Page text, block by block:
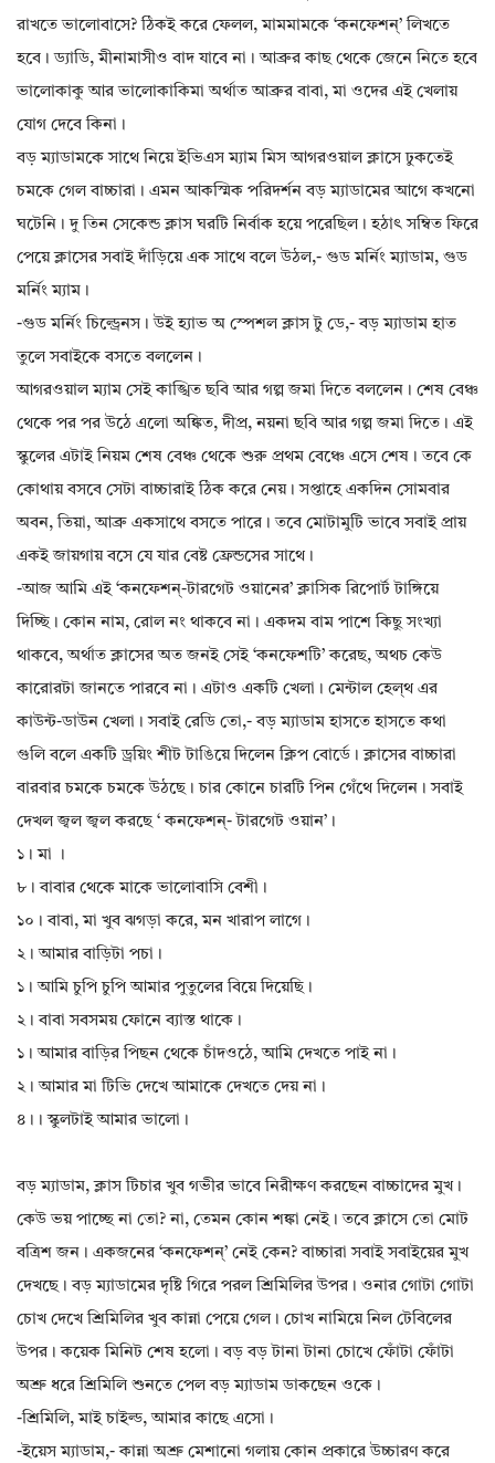
রাখতে ভালোবাসে? ঠিকই করে ফেলল, মামমামকে ‘কনফেশন্’ লিখতে
হবে। ড‍্যাডি, মীনামাসীও বাদ যাবে না। আব্রুর কাছ থেকে জেনে নিতে হবে
ভালোকাকু আর ভালোকাকিমা অর্থাত আব্রুর বাবা, মা ওদের এই খেলায়
যোগ দেবে কিনা।
বড় ম্যাডামকে সাথে নিয়ে ইভিএস ম‍্যাম মিস আগরওয়াল ক্লাসে ঢুকতেই
চমকে গেল বাচ্চারা। এমন আকস্মিক পরিদর্শন বড় ম‍্যাডামের আগে কখনো
ঘটেনি। দু তিন সেকেন্ড ক্লাস ঘরটি নির্বাক হয়ে পরেছিল। হঠাৎ সম্বিত ফিরে
পেয়ে ক্লাসের সবাই দাঁড়িয়ে এক সাথে বলে উঠল,- গুড মর্নিং ম্যাডাম, গুড
মর্নিং ম‍্যাম।
-গুড মর্নিং চিল্ড্রেনস। উই হ‍্যাভ অ স্পেশল ক্লাস টু ডে,- বড় ম্যাডাম হাত
তুলে সবাইকে বসতে বললেন।
আগরওয়াল ম‍্যাম সেই কাঙ্খিত ছবি আর গল্প জমা দিতে বললেন। শেষ বেঞ্চ
থেকে পর পর উঠে এলো অঙ্কিত, দীপ্র, নয়না ছবি আর গল্প জমা দিতে। এই
স্কুলের এটাই নিয়ম শেষ বেঞ্চ থেকে শুরু প্রথম বেঞ্চে এসে শেষ। তবে কে
কোথায় বসবে সেটা বাচ্চারাই ঠিক করে নেয়। সপ্তাহে একদিন সোমবার
অবন, তিয়া, আব্রু একসাথে বসতে পারে। তবে মোটামুটি ভাবে সবাই প্রায়
একই জায়গায় বসে যে যার বেষ্ট ফ্রেন্ডসের সাথে।
-আজ আমি এই ‘কনফেশন্-টারগেট ওয়ানের’ ক্লাসিক রিপোর্ট টাঙ্গিয়ে
দিচ্ছি। কোন নাম, রোল নং থাকবে না। একদম বাম পাশে কিছু সংখ্যা
থাকবে, অর্থাত ক্লাসের অত জনই সেই ‘কনফেশটি’ করেছ, অথচ কেউ
কারোরটা জানতে পারবে না। এটাও একটি খেলা। মেন্টাল হেল্থ এর
কাউন্ট-ডাউন খেলা। সবাই রেডি তো,- বড় ম্যাডাম হাসতে হাসতে কথা
গুলি বলে একটি ড্রয়িং শীট টাঙিয়ে দিলেন ক্লিপ বোর্ডে। ক্লাসের বাচ্চারা
বারবার চমকে চমকে উঠছে। চার কোনে চারটি পিন গেঁথে দিলেন। সবাই
দেখল জ্বল জ্বল করছে ‘ কনফেশন্- টারগেট ওয়ান’।
১। মা ।
৮। বাবার থেকে মাকে ভালোবাসি বেশী।
১০। বাবা, মা খুব ঝগড়া করে, মন খারাপ লাগে।
২। আমার বাড়িটা পচা।
১। আমি চুপি চুপি আমার পুতুলের বিয়ে দিয়েছি।
২। বাবা সবসময় ফোনে ব‍্যাস্ত থাকে।
১। আমার বাড়ির পিছন থেকে চাঁদওঠে, আমি দেখতে পাই না।
২। আমার মা টিভি দেখে আমাকে দেখতে দেয় না।
৪।। স্কুলটাই আমার ভালো।
বড় ম্যাডাম, ক্লাস টিচার খুব গভীর ভাবে নিরীক্ষণ করছেন বাচ্চাদের মুখ।
কেউ ভয় পাচ্ছে না তো? না, তেমন কোন শঙ্কা নেই। তবে ক্লাসে তো মোট
বত্রিশ জন। একজনের ‘কনফেশন্’ নেই কেন? বাচ্চারা সবাই সবাইয়ের মুখ
দেখছে। বড় ম‍্যাডামের দৃষ্টি গিরে পরল শ্রিমিলির উপর। ওনার গোটা গোটা
চোখ দেখে শ্রিমিলির খুব কান্না পেয়ে গেল। চোখ নামিয়ে নিল টেবিলের
উপর। কয়েক মিনিট শেষ হলো। বড় বড় টানা টানা চোখে ফোঁটা ফোঁটা
অশ্রু ধরে শ্রিমিলি শুনতে পেল বড় ম্যাডাম ডাকছেন ওকে।
-শ্রিমিলি, মাই চাইল্ড, আমার কাছে এসো।
-ইয়েস ম্যাডাম,- কান্না অশ্রু মেশানো গলায় কোন প্রকারে উচ্চারণ করে